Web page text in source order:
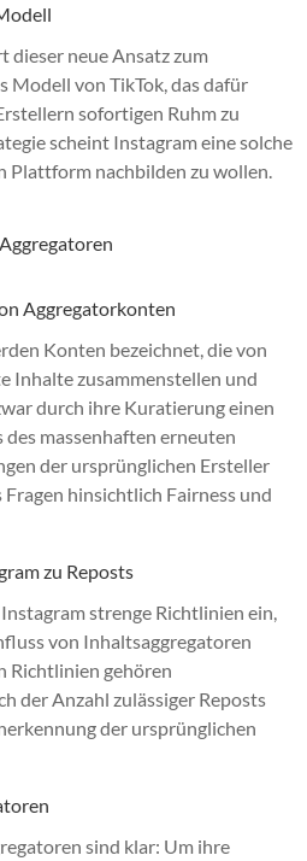
dieser neue Ansatz zum
Modell von TikTok, das dafür
sofortigen Ruhm zu
scheint Instagram eine solche
Plattform nachbilden zu wollen.
Aggregatorkonten
Konten bezeichnet, die von
Inhalte zusammenstellen und
durch ihre Kuratierung einen
massenhaften erneuten
der ursprünglichen Ersteller
Fragen hinsichtlich Fairness und
zu Reposts
strenge Richtlinien ein,
von Inhaltsaggregatoren
Richtlinien gehören
der Anzahl zulässiger Reposts
der ursprünglichen
sind klar: Um ihre